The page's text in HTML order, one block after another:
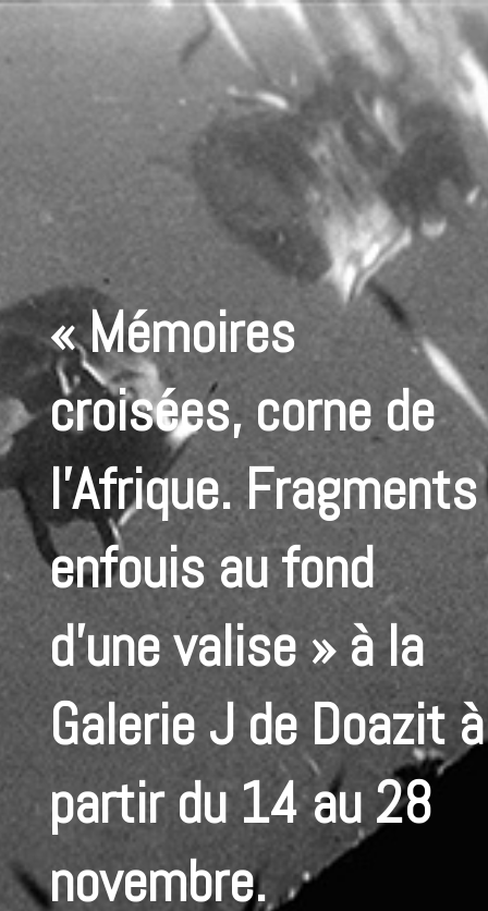
« Mémoires
croisées, corne de
l’Afrique. Fragments
enfouis au fond
d’une valise » à la
Galerie Jde Doazit à
partir du 14 au 28
novembre.